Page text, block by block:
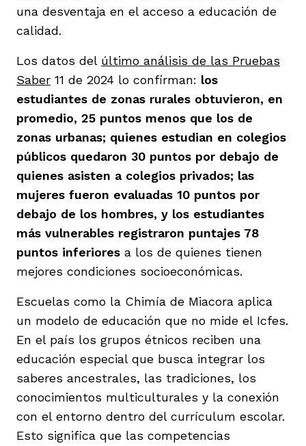
una desventaja en el acceso a educación de
calidad.
Los datos del último análisis de las Pruebas
Saber 11 de 2024 lo confirman: los
estudiantes de zonas rurales obtuvieron, en
promedio, 25 puntos menos que los de
zonas urbanas; quienes estudian en colegios
públicos quedaron 30 puntos por debajo de
quienes asisten a colegios privados; las
mujeres fueron evaluadas 10 puntos por
debajo de los hombres, y los estudiantes
más vulnerables registraron puntajes 78
puntos inferiores a los de quienes tienen
mejores condiciones socioeconómicas.
Escuelas como la Chimía de Miacora aplica
un modelo de educación que no mide el Icfes.
En el país los grupos étnicos reciben una
educación especial que busca integrar los
saberes ancestrales, las tradiciones, los
conocimientos multiculturales y la conexión
con el entorno dentro del currículum escolar.
Esto significa que las competencias